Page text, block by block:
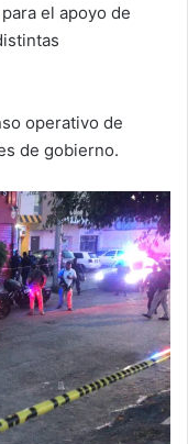
el apoyo de
operativo de
de gobierno.